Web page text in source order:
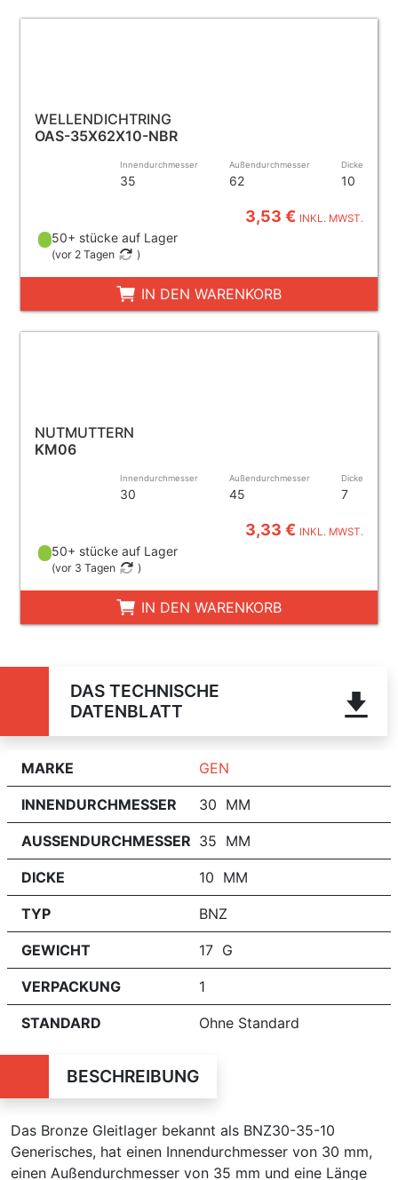
WELLENDICHTRING
OAS-35X62X10-NBR
Innendurchmesser
35
Außendurchmesser
62
Dicke
10
3,53 € INKL. MWST.
50+ stücke auf Lager
(vor 2 Tagen )
IN DEN WARENKORB
NUTMUTTERN
KM06
Innendurchmesser
30
Außendurchmesser
45
Dicke
7
3,33 € INKL. MWST.
50+ stücke auf Lager
(vor 3 Tagen )
IN DEN WARENKORB
DAS TECHNISCHE
DATENBLATT
MARKE GEN
INNENDURCHMESSER 30 MM
AUSSENDURCHMESSER 35 MM
DICKE 10 MM
TYP BNZ
GEWICHT 17 G
VERPACKUNG 1
STANDARD Ohne Standard
BESCHREIBUNG
Das Bronze Gleitlager bekannt als BNZ30-35-10
Generisches, hat einen Innendurchmesser von 30 mm,
einen Außendurchmesser von 35 mm und eine Länge